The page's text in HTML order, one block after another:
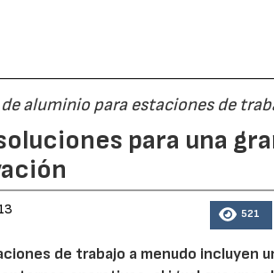
aluminio para estaciones de
para una
521
de trabajo a menudo incluyen